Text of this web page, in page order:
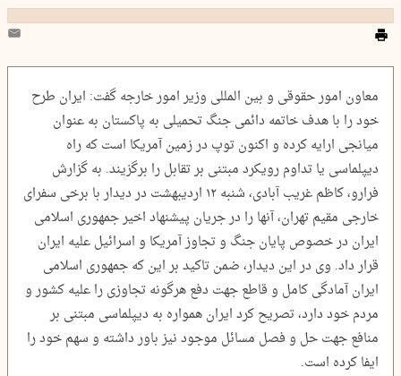
معاون امور حقوقی و بین المللی وزیر امور خارجه گفت: ایران طرح
خود را با هدف خاتمه دائمی جنگ تحمیلی به پاکستان به عنوان
میانجی ارایه کرده و اکنون توپ در زمین آمریکا است که راه
دیپلماسی یا تداوم رویکرد مبتنی بر تقابل را برگزیند. به گزارش
فرارو، کاظم غریب آبادی، شنبه ۱۲ اردیبهشت در دیدار با برخی سفرای
خارجی مقیم تهران، آنها را در جریان پیشنهاد اخیر جمهوری اسلامی
ایران در خصوص پایان جنگ و تجاوز آمریکا و اسرائیل علیه ایران
قرار داد. وی در این دیدار، ضمن تاکید بر این که جمهوری اسلامی
ایران آمادگی کامل و قاطع جهت دفع هرگونه تجاوزی را علیه کشور و
مردم خود دارد، تصریح کرد ایران همواره به دیپلماسی مبتنی بر
منافع جهت حل و فصل مسائل موجود نیز باور داشته و سهم خود را
ایفا کرده است.